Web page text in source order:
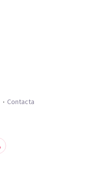
Contacta